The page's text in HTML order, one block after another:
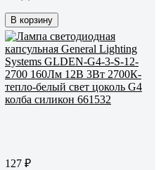
В корзину
127 ₽